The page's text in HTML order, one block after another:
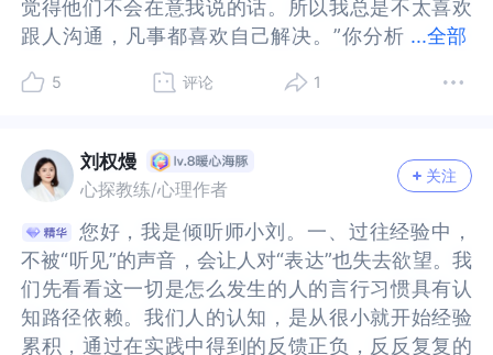
用。这能增强你对自身行为的掌控感。同时也尝试
把母亲和同事区分开来。有句话说得好，你在外的
人设都是自己给的。对于同事来说，他们看到的大
处。这个时候，你要如何对待他们，如何跟他们相
处，都可以是一套全新的系统。强烈建议你去跟心
理咨询师聊一聊，看看如何处理童年形成的保护机
制，这些机制曾保护过你，但现在你可以选择新的
方式。我是经常又佛又丧，偶尔积极上进的心理咨
询师，世界和我爱着你。
能增强你对自身行为的掌控感。同时也尝试把母亲
和同事区分开来。有句话说得好，你在外的人设都
是自己给的。对于同事来说，他们看到的大概是一
时候，你要如何对待他们，如何跟他们相处，都可
以是一套全新的系统。强烈建议你去跟心理咨询师
聊一聊，看看如何处理童年形成的保护机制，这些
机制曾保护过你，但现在你可以选择新的方式。我
是经常又佛又丧，偶尔积极上进的心理咨询师，世
界和我爱着你。
以了解更多同事的情况，也可以发挥自己的优势：
也许很多能力不如你的人，也可以得到你的帮助和
指导，学习你的独立。我们每个人无法彻底的独
家解释的人，也许在忙着做事。如果领导或者需要
沟通的时候，可以说说自己的想法。有些单位或者
团体会比较紧密的联系，在做事之前大家开会。说
说自己的想法，这样事先沟通也有利于完善，减少
损失。有些岗位没有必要。我之前经常去拜访工
厂，具体的问题都在临时发生意外，变化，需要面
对现场的各种挑战，处理完一天的事情晚上总结，
以了解更多同事的情况，也可以发挥自己的优势：
也许很多能力不如你的人，也可以得到你的帮助和
指导，学习你的独立。我们每个人无法彻底的独
家解释的人，也许在忙着做事。如果领导或者需要
沟通的时候，可以说说自己的想法。有些单位或者
团体会比较紧密的联系，在做事之前大家开会。说
说自己的想法，这样事先沟通也有利于完善，减少
损失。有些岗位没有必要。我之前经常去拜访工
厂，具体的问题都在临时发生意外，变化，需要面
对现场的各种挑战，处理完一天的事情晚上总结，
到当下，未来你无须一个人战斗，现在是成年人，
抱团取暖的时代，一群人走得更远。沟通本来就是
找到更合适的解决方案，说错也没关系，团体合作
有更好，与拿到结果的人一起，虚心请教，走进人
群，到大自然吸收能量，不断刷新认知，走出来，
你会发现不一样的自己。从父母控制中走出来，从
错误认知中走出来祝福你
下，未来你无须一个人战斗，现在是成年人，抱团
取暖的时代，一群人走得更远。沟通本来就是找到
更合适的解决方案，说错也没关系，团体合作最后
好，与拿到结果的人一起，虚心请教，走进人群，
到大自然吸收能量，不断刷新认知，走出来，你会
发现不一样的自己。从父母控制中走出来，从错误
认知中走出来祝福你
绝和批评。如果是这样的结果，那还不如自己承
担，这是内心那个倔强的小孩在历经很多次的尝试
后，万般无奈的选择！现在，你的工作需要跟人合
作，如果什么事情都自己解决，别人不知道你的进
说出来，可能会造成工作上的卡壳以及人际关系上
的问题。你也不想出现这样的问题，你独自解决，
为那个被针对的对象，是不是？可是，结果还是变
成了自己不希望的那样。既然沟通与不沟通，解释
与不解释的结果都是一样，为何不把自己的想法说
出来，还可能得到别人的理解呢？毕竟，每个人都
批评。如果是这样的结果，那还不如自己承担，这
是内心那个倔强的小孩在历经很多次的尝试后，万
般无奈的选择！现在，你的工作需要跟人合作，如
果什么事情都自己解决，别人不知道你的进度，或
来，可能会造成工作上的卡壳以及人际关系上的问
题。你也不想出现这样的问题，你独自解决，独自
个被针对的对象，是不是？可是，结果还是变成了
自己不希望的那样。既然沟通与不沟通，解释与不
解释的结果都是一样，为何不把自己的想法说出
来，还可能得到别人的理解呢？毕竟，每个人都是
...全部
觉得他们不会在意我说的话。所以我总是不太喜欢
跟人沟通，凡事都喜欢自己解决。”你分析
觉自己不被认可和接纳，甚至可能你内在对自己的
在对外界也会有所防御，觉得不安全，生怕再被他
人指责和批评，内在也许有些敏感。“我觉得他们不
会在意我说的话”，这些似乎让你内在感觉自己不被
接纳和尊重，不被允许和重视。也许你会觉得自己
的需求和想法没有“分量”，妈妈不会在意。那么对
你来说很重要的妈妈给你这样的感受和想法，也许
你与其他人沟通时也会对自己的想法有所保留，能
觉得他们不会在意我说的话。所以我总是不太喜欢
跟人沟通，凡事都喜欢自己解决。”你分析得很清
不被认可和接纳，甚至可能你内在对自己的价值也
界也会有所防御，觉得不安全，生怕再被他人指责
和批评，内在也许有些敏感。“我觉得他们不会在意
我说的话”，这些似乎让你内在感觉自己不被接纳和
尊重，不被允许和重视。也许你会觉得自己的需求
和想法没有“分量”，妈妈不会在意。那么对你来说
很重要的妈妈给你这样的感受和想法，也许你与其
他人沟通时也会对自己的想法有所保留，能不说就
5 评论 1
刘权熳
心探教练/心理作者
关注
您好，我是倾听师小刘。一、过往经验中，
不被“听见”的声音，会让人对“表达”也失去欲望。我
们先看看这一切是怎么发生的人的言行习惯具有认
知路径依赖。我们人的认知，是从很小就开始经验
累积，通过在实践中得到的反馈正负，反反复复的
不被“听见”的声音，会让人对“表达”也失去欲望。我
们先看看这一切是怎么发生的人的言行习惯具有认
知路径依赖。我们人的认知，是从很小就开始经验
累积，通过在实践中得到的反馈正负，反反复复的